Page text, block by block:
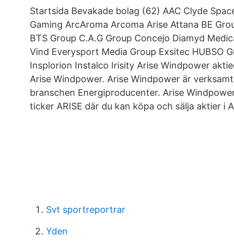
Startsida Bevakade bolag (62) AAC Clyde
Gaming ArcAroma Arcoma Arise Attana BE
BTS Group C.A.G Group Concejo Diamyd
Vind Everysport Media Group Exsitec HUBSO
Insplorion Instalco Irisity Arise Windpower
Arise Windpower. Arise Windpower är
branschen Energiproducenter. Arise
ticker ARISE där du kan köpa och sälja aktier i
Svt sportreportrar
Yden